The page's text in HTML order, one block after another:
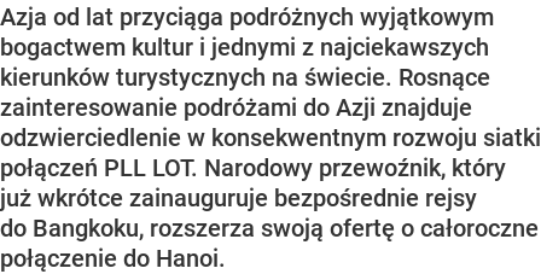
Azja od lat przyciąga podróżnych wyjątkowym
bogactwem kultur i jednymi z najciekawszych
kierunków turystycznych na świecie. Rosnące
zainteresowanie podróżami do Azji znajduje
odzwierciedlenie w konsekwentnym rozwoju siatki
połączeń PLL LOT. Narodowy przewoźnik, który
już wkrótce zainauguruje bezpośrednie rejsy
do Bangkoku, rozszerza swoją ofertę o całoroczne
połączenie do Hanoi.